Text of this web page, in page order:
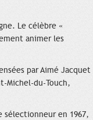
Le célèbre «
animer les
par Aimé Jacquet
Michel-du-Touch,
sélectionneur en 1967,